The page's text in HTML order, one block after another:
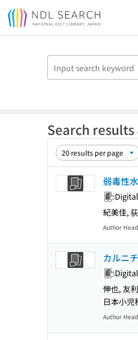
Jump to main content
Search results
弱毒性
Digital
紀美佳,
Author
カルニ
Digital
伸也, 友
日本小児
Author